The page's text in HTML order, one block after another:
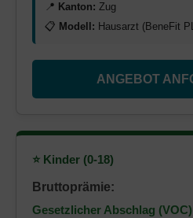
📍 Kanton: Zug
📋 Modell: Hausarzt (BeneFit
ANGEBOT
⭐ Kinder (0-18)
Bruttoprämie:
Gesetzlicher Abschlag